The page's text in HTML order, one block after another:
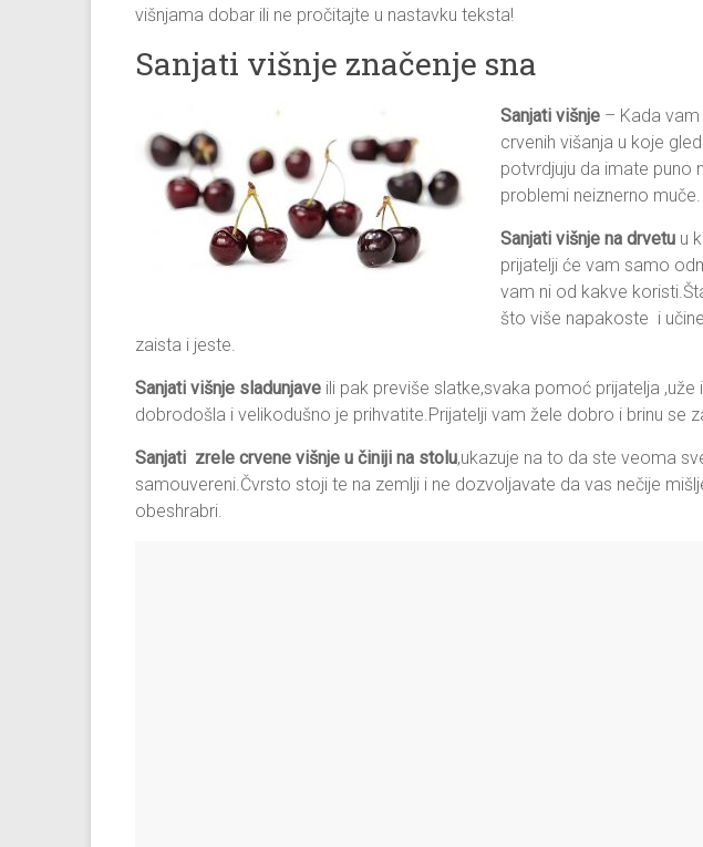
višnjama dobar ili ne pročitajte u nastavku teksta!
Sanjati višnje značenje sna
Sanjati višnje – Kada vam
crvenih višanja u koje
potvrdjuju da imate puno
problemi neiznerno muče.
Sanjati višnje na drvetu u
prijatelji će vam samo
vam ni od kakve
što više napakoste i
zaista i jeste.
Sanjati višnje sladunjave ili pak previše slatke,svaka pomoć prijatelja
dobrodošla i velikodušno je prihvatite.Prijatelji vam žele dobro i brinu se
Sanjati zrele crvene višnje u činiji na stolu,ukazuje na to da ste veoma
samouvereni.Čvrsto stoji te na zemlji i ne dozvoljavate da vas nečije
obeshrabri.